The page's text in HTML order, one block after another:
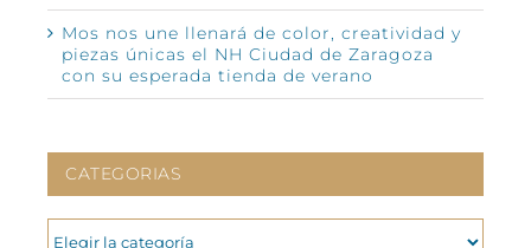
Mos nos une llenará de color, creatividad y
piezas únicas el NH Ciudad de Zaragoza
con su esperada tienda de verano
CATEGORIAS
CATEGORIAS